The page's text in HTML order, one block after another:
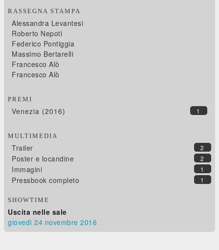
RASSEGNA STAMPA
Alessandra Levantesi
Roberto Nepoti
Federico Pontiggia
Massimo Bertarelli
Francesco Alò
Francesco Alò
PREMI
1
Venezia (2016)
MULTIMEDIA
2
Trailer
2
Poster e locandine
1
Immagini
1
Pressbook completo
SHOWTIME
Uscita nelle sale
giovedì 24 novembre 2016